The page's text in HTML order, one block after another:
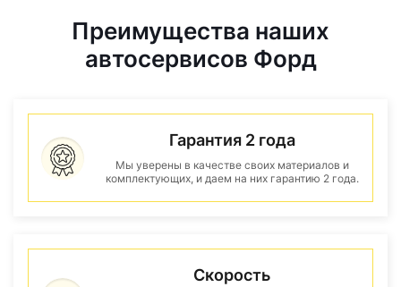
Преимущества наших
автосервисов Форд
Гарантия 2 года
Мы уверены в качестве своих материалов и
комплектующих, и даем на них гарантию 2 года.
Скорость